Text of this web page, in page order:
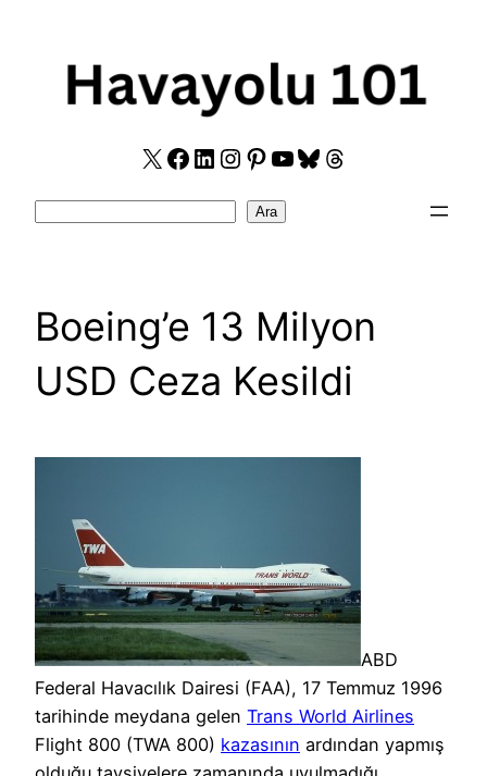
X Facebook
LinkedIn
Instagram
Pinterest
YouTube
Bluesky
Threads
Ara
Boeing’e 13 Milyon
USD Ceza Kesildi
ABD
Federal Havacılık Dairesi (FAA), 17 Temmuz 1996
tarihinde meydana gelen Trans World Airlines
Flight 800 (TWA 800) kazasının ardından yapmış